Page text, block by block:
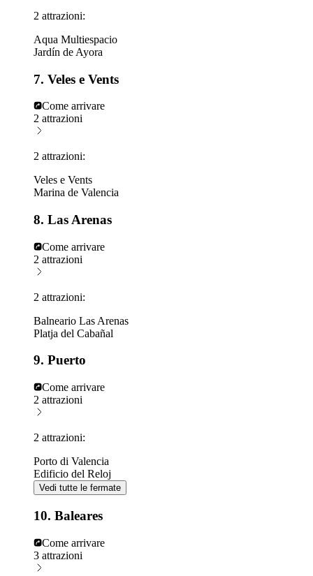
2 attrazioni:
Aqua Multiespacio
Jardín de Ayora
7. Veles e Vents
Come arrivare
2 attrazioni
2 attrazioni:
Veles e Vents
Marina de Valencia
8. Las Arenas
Come arrivare
2 attrazioni
2 attrazioni:
Balneario Las Arenas
Platja del Cabañal
9. Puerto
Come arrivare
2 attrazioni
2 attrazioni:
Porto di Valencia
Edificio del Reloj
Vedi tutte le fermate
10. Baleares
Come arrivare
3 attrazioni